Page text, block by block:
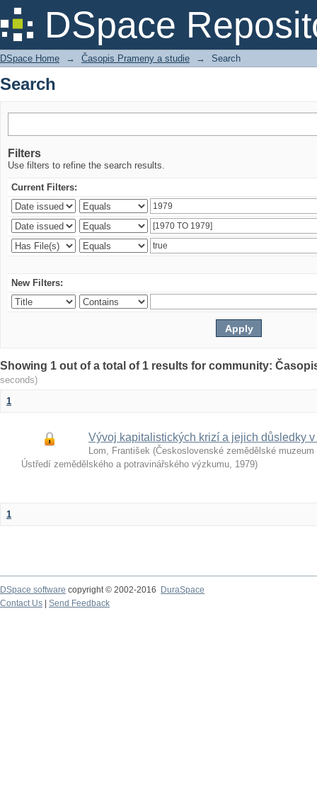
DSpace
Search
DSpace Home → Časopis Prameny a studie → Search
Search
Filters
Use filters to refine the search results.
Current Filters:
New Filters:
Showing 1 out of a total of 1 results for community:
seconds)
1
Vývoj kapitalistických krizí a jejich důsledky
Lom, František (Československé zemědělské
Ústředí zemědělského a potravinářského výzkumu, 1979)
1
DSpace software copyright © 2002-2016
DuraSpace
Contact Us
Send Feedback